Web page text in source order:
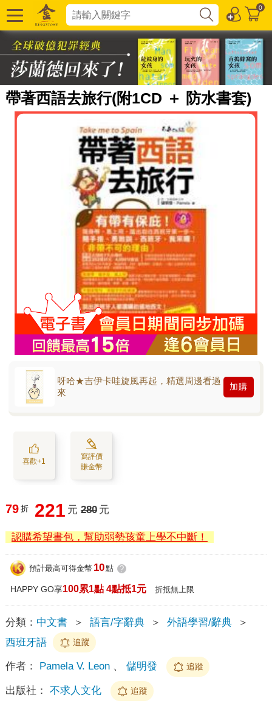
0
帶著西語去旅行(附1CD ＋ 防水書套)
呀哈★吉伊卡哇旋風再起，精選周邊看過
來
加購
喜歡+1
寫評價
賺金幣
79 折 221 元 280 元
認購希望書包，幫助弱勢孩童上學不中斷！
預計最高可得金幣 10點 ?
HAPPY GO享100累1點 4點抵1元 折抵無上限
分類： 中文書 ＞ 語言/字辭典 ＞ 外語學習/辭典
＞
西班牙語
追蹤
作者： Pamela V. Leon、 儲明發 追蹤
出版社： 不求人文化 追蹤